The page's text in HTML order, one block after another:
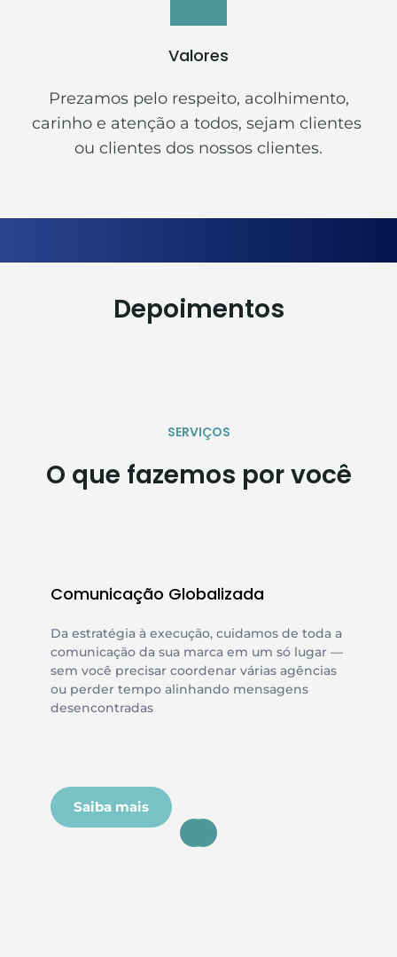
Valores
Prezamos pelo respeito, acolhimento,
carinho e atenção a todos, sejam clientes
ou clientes dos nossos clientes.
Depoimentos
SERVIÇOS
O que fazemos por você
Comunicação Globalizada
Da estratégia à execução, cuidamos de toda a
comunicação da sua marca em um só lugar —
sem você precisar coordenar várias agências
ou perder tempo alinhando mensagens
desencontradas
Saiba mais